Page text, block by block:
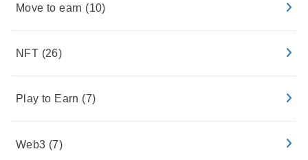
Move to earn (10)
NFT (26)
Play to Earn (7)
Web3 (7)